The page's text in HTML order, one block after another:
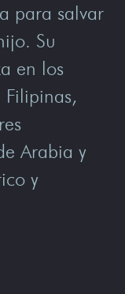
para salvar
Su
en los
Filipinas,
Arabia y
y